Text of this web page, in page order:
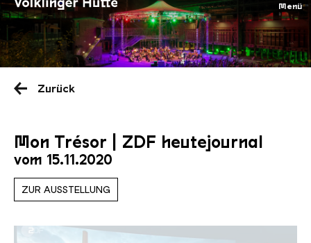
Menü
Saarländischen
Zurück
Mon Trésor | ZDF heutejournal
vom 15.11.2020
ZUR AUSSTELLUNG